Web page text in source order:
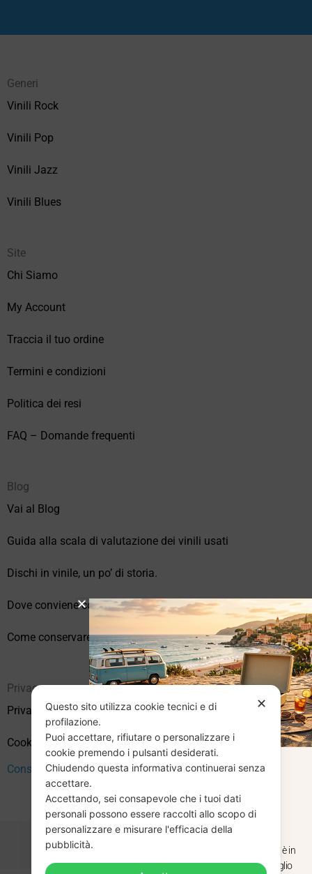
Generi
Vinili Rock
Vinili Pop
Vinili Jazz
Vinili Blues
Site
Chi Siamo
My Account
Traccia il tuo ordine
Termini e condizioni
Politica dei resi
FAQ – Domande frequenti
Blog
Vai al Blog
Guida alla scala di valutazione dei vinili usati
Dischi in vinile, un po’ di storia.
Dove conviene comprare vinili online?
Come conservare correttamente i vinili usati
Privacy
Privacy Policy
Cookie Policy (UE)
Consenso
✕
Questo sito utilizza cookie tecnici e di
profilazione.
Puoi accettare, rifiutare o personalizzare i
cookie premendo i pulsanti desiderati.
Chiudendo questa informativa continuerai senza
accettare.
Accettando, sei consapevole che i tuoi dati
personali possono essere raccolti allo scopo di
personalizzare e misurare l'efficacia della
pubblicità.
CHIUSURA
ESTIVA
Dal 29 luglio al 31 agosto venditaviniliusati.it è in
pausa estiva. Gli ordini ricevuti entro il 29 luglio